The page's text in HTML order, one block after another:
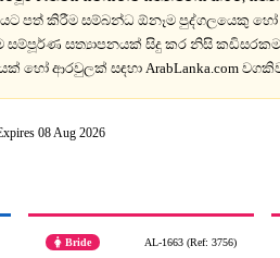
පත් කිරීම සම්බන්ධ ඕනෑම පුද්ගලයෙකු
සම්පූර්ණ සත්‍යාපනයක් සිදු කර නිසි
හෝ ආරවුලක් සඳහා ArabLanka.com
08 Aug 2026
Bride AL-1663 (Ref: 3756)